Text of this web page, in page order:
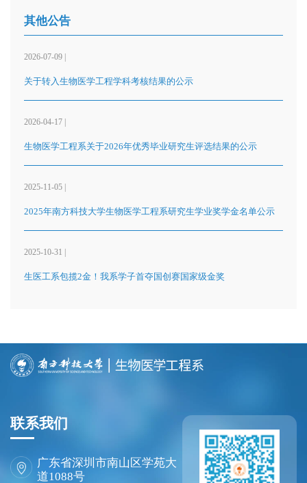
其他公告
2026-07-09 |
关于转入生物医学工程学科考核结果的公示
2026-04-17 |
生物医学工程系关于2026年优秀毕业研究生评选结果的公示
2025-11-05 |
2025年南方科技大学生物医学工程系研究生学业奖学金名单公示
2025-10-31 |
生医工系包揽2金！我系学子首夺国创赛国家级金奖
联系我们
广东省深圳市南山区学苑大
道1088号